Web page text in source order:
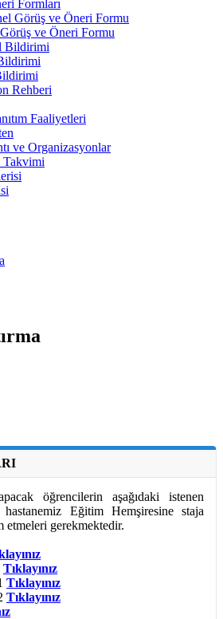
Formları
Görüş ve Öneri Formu
ve Öneri Formu
Bildirimi
Rehberi
Faaliyetleri
ve Organizasyonlar
Takvimi
öğrencilerin aşağıdaki istenen
hastanemiz Eğitim Hemşiresine staja
etmeleri gerekmektedir.
Tıklayınız
Tıklayınız
Tıklayınız